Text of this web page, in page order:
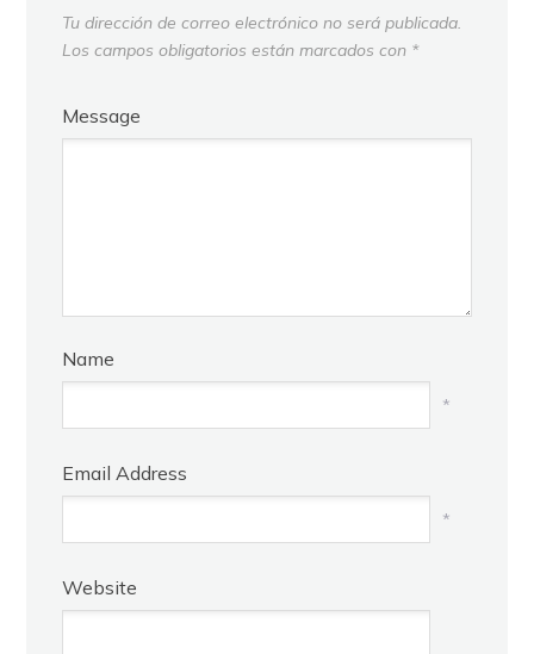
Tu dirección de correo electrónico no será publicada.
Los campos obligatorios están marcados con *
Message
Name
*
Email Address
*
Website